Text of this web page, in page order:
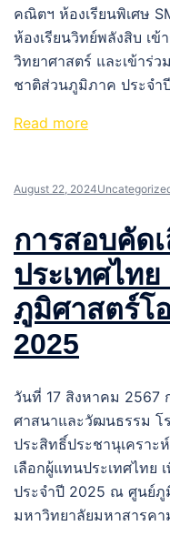
คณิตฯ ห้องเรียนพิเศษ
ห้องเรียนวิทย์พลังสิบ เ
วิทยาศาสตร์ และเข้าร่
ชาติส่วนภูมิภาค ประจ
Read more
August 22, 2024
การสอบคัด
ประเทศไท
ภูมิศาสตร์โ
2025
วันที่ 17 สิงหาคม 2567
ศาสนาและวัฒนธรรม โ
ประสิทธิ์ประชานุเคราะ
เลือกผู้แทนประเทศไทย
ประจำปี 2025 ณ ศูนย์ภู
มหาวิทยาลัยมหาสารคา